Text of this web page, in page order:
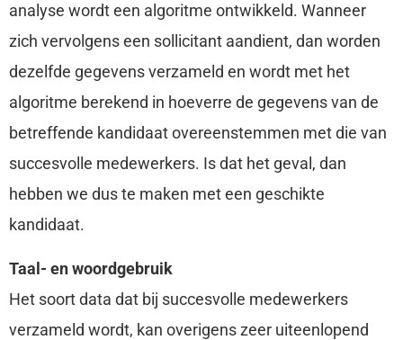
analyse wordt een algoritme ontwikkeld. Wanneer
zich vervolgens een sollicitant aandient, dan worden
dezelfde gegevens verzameld en wordt met het
algoritme berekend in hoeverre de gegevens van de
betreffende kandidaat overeenstemmen met die van
succesvolle medewerkers. Is dat het geval, dan
hebben we dus te maken met een geschikte
kandidaat.
Taal- en woordgebruik
Het soort data dat bij succesvolle medewerkers
verzameld wordt, kan overigens zeer uiteenlopend